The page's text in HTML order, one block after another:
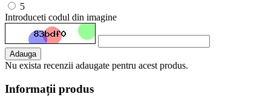
5
Introduceti codul din imagine
Adauga
Nu exista recenzii adaugate pentru acest produs.
Informații produs